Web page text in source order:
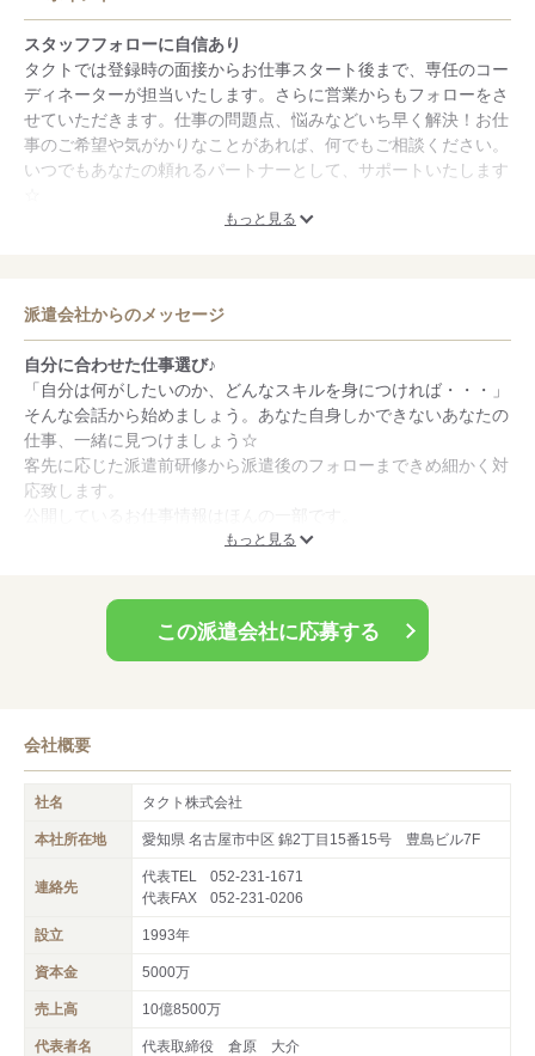
スタッフフォローに自信あり
タクトでは登録時の面接からお仕事スタート後まで、専任のコー
ディネーターが担当いたします。さらに営業からもフォローをさ
せていただきます。仕事の問題点、悩みなどいち早く解決！お仕
事のご希望や気がかりなことがあれば、何でもご相談ください。
いつでもあなたの頼れるパートナーとして、サポートいたします
休といった形で取ることも可能♪
もっと見る
派遣会社からのメッセージ
自分に合わせた仕事選び♪
「自分は何がしたいのか、どんなスキルを身につければ・・・」
そんな会話から始めましょう。あなた自身しかできないあなたの
仕事、一緒に見つけましょう☆
客先に応じた派遣前研修から派遣後のフォローまできめ細かく対
応致します。
万が一、気に入ったお仕事が無くても一度、ご相談下さい！
もっと見る
この派遣会社に応募する
会社概要
社名 タクト株式会社
本社所在地 愛知県 名古屋市中区 錦2丁目15番15号 豊島ビル7F
連絡先
代表TEL
052-231-1671
代表FAX
052-231-0206
設立 1993年
資本金 5000万
売上高 10億8500万
代表者名 代表取締役 倉原 大介